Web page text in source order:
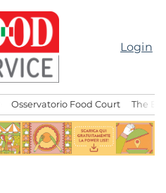
Login
Osservatorio Food Court The